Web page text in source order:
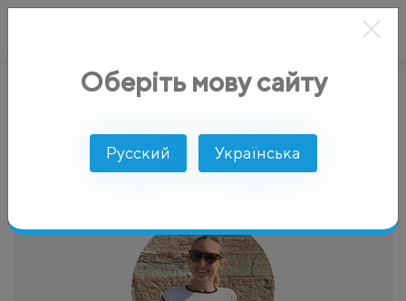
Блог авторы
Оберіть мову сайту
Русский Українська